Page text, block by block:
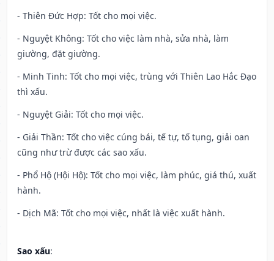
- Thiên Đức Hợp: Tốt cho mọi việc.
- Nguyệt Không: Tốt cho việc làm nhà, sửa nhà, làm
giường, đặt giường.
- Minh Tinh: Tốt cho mọi việc, trùng với Thiên Lao Hắc Đạo
thì xấu.
- Nguyệt Giải: Tốt cho mọi việc.
- Giải Thần: Tốt cho việc cúng bái, tế tự, tố tụng, giải oan
cũng như trừ được các sao xấu.
- Phổ Hộ (Hội Hộ): Tốt cho mọi việc, làm phúc, giá thú, xuất
hành.
- Dịch Mã: Tốt cho mọi việc, nhất là việc xuất hành.
Sao xấu: